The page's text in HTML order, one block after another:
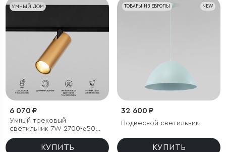
УМНЫЙ ДОМ
6 070 ₽
Умный трековый
светильник 7W 2700-6500K
Dim Cubo Slim Magnetic
КУПИТЬ
NEW
ТОВАРЫ ИЗ ЕВРОПЫ
32 600 ₽
Подвесной светильник
КУПИТЬ